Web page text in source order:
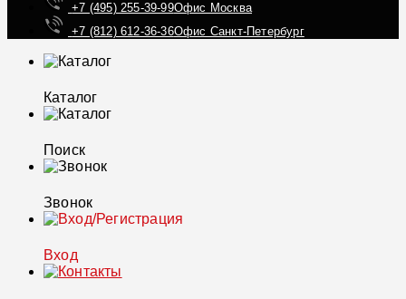
+7 (495) 255-39-99Офис Москва
+7 (812) 612-36-36Офис Санкт-Петербург
Каталог
Поиск
Звонок
Вход